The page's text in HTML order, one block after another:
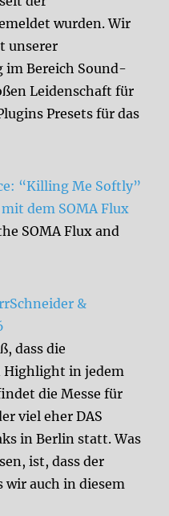
wurden. Wir
unserer
im Bereich Sound-
Leidenschaft für
Presets für das
“Killing Me Softly”
dem SOMA Flux
SOMA Flux and
&
dass die
Highlight in jedem
die Messe für
viel eher DAS
in Berlin statt. Was
ist, dass der
wir auch in diesem